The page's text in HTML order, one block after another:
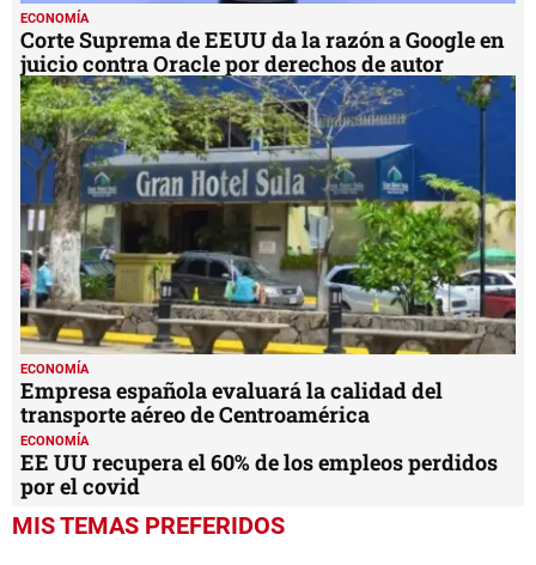
ECONOMÍA
Corte Suprema de EEUU da la razón a Google en
juicio contra Oracle por derechos de autor
ECONOMÍA
Empresa española evaluará la calidad del
transporte aéreo de Centroamérica
ECONOMÍA
EE UU recupera el 60% de los empleos perdidos
por el covid
MIS TEMAS PREFERIDOS